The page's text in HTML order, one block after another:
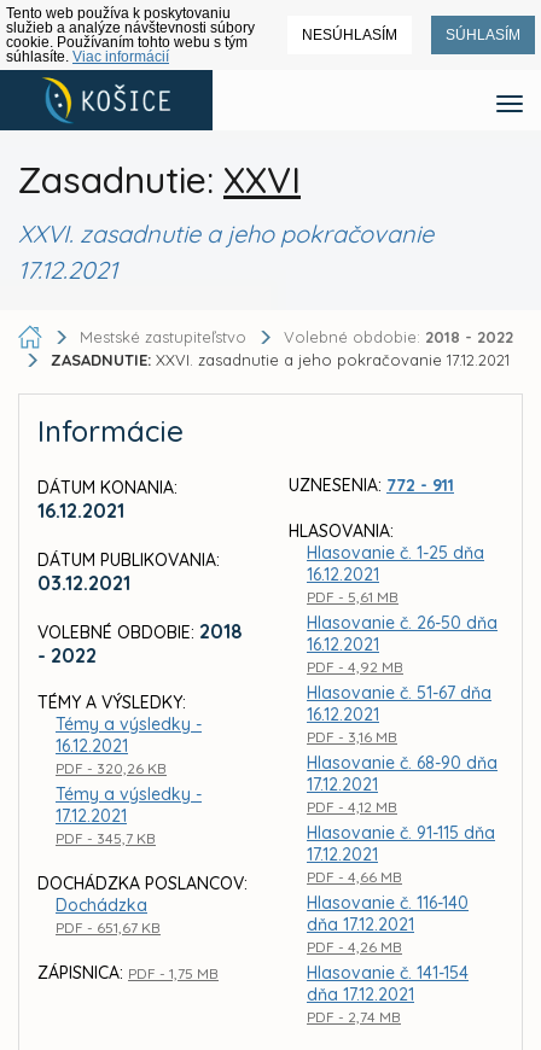
Tento web používa k poskytovaniu
služieb a analýze návštevnosti súbory
cookie. Používaním tohto webu s tým
súhlasíte. Viac informácií
NESÚHLASÍM SÚHLASÍM
Zasadnutie: XXVI
XXVI. zasadnutie a jeho pokračovanie
17.12.2021
Mestské zastupiteľstvo Volebné obdobie: 2018 - 2022
ZASADNUTIE: XXVI. zasadnutie a jeho pokračovanie 17.12.2021
Informácie
DÁTUM KONANIA:
16.12.2021
DÁTUM PUBLIKOVANIA:
03.12.2021
VOLEBNÉ OBDOBIE: 2018
- 2022
TÉMY A VÝSLEDKY:
Témy a výsledky -
16.12.2021
PDF - 320,26 KB
Témy a výsledky -
17.12.2021
PDF - 345,7 KB
DOCHÁDZKA POSLANCOV:
Dochádzka
PDF - 651,67 KB
ZÁPISNICA: PDF - 1,75 MB
UZNESENIA: 772 - 911
HLASOVANIA:
Hlasovanie č. 1-25 dňa
16.12.2021
PDF - 5,61 MB
Hlasovanie č. 26-50 dňa
16.12.2021
PDF - 4,92 MB
Hlasovanie č. 51-67 dňa
16.12.2021
PDF - 3,16 MB
Hlasovanie č. 68-90 dňa
17.12.2021
PDF - 4,12 MB
Hlasovanie č. 91-115 dňa
17.12.2021
PDF - 4,66 MB
Hlasovanie č. 116-140
dňa 17.12.2021
PDF - 4,26 MB
Hlasovanie č. 141-154
dňa 17.12.2021
PDF - 2,74 MB